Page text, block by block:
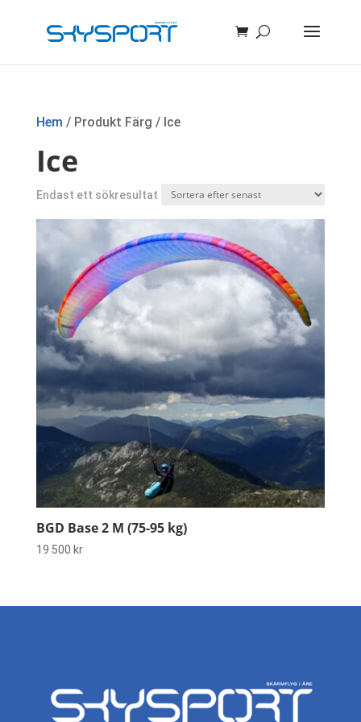
Hem / Produkt Färg / Ice
Ice
Endast ett sökresultat
BGD Base 2 M (75-95 kg)
19 500 kr